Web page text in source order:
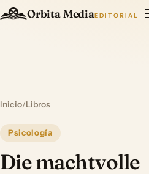
Orbita MediaEDITORIAL
Inicio/Libros
Psicología
Die machtvolle